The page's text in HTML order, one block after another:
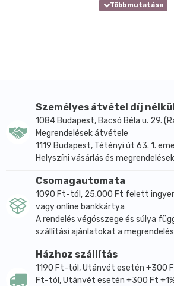
Személyes átvétel díj
1084 Budapest, Bacsó Béla u. 29.
Megrendelések átvétele
1119 Budapest, Tétényi út 63. 1.
Helyszíni vásárlás és
Csomagautomata
1090 Ft-tól, 25.000 Ft felett
vagy online bankkártya
A rendelés végösszege és súlya
szállítási ajánlatokat a
Házhoz szállítás
1190 Ft-tól, Utánvét esetén +300
Ft-tól, Utánvét esetén +300 Ft